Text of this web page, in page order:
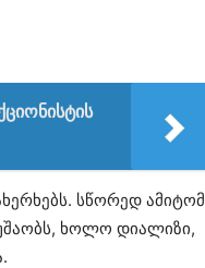
სწორედ ამიტომ
ხოლო დიალიზი,